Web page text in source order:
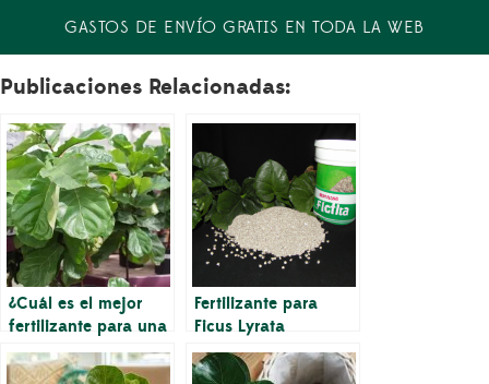
GASTOS DE ENVÍO GRATIS EN TODA LA WEB
Publicaciones Relacionadas:
¿Cuál es el mejor
fertilizante para una
planta de higuera de
hoja de violín?
Fertilizante para
Ficus Lyrata